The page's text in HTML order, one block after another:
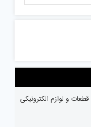
قطعات و لوازم الکترونیکی